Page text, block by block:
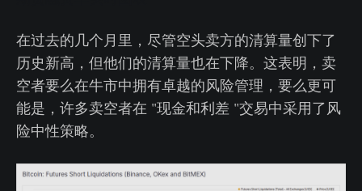
在过去的几个月里，尽管空头卖方的清算量创下了
历史新高，但他们的清算量也在下降。这表明，卖
空者要么在牛市中拥有卓越的风险管理，要么更可
能是，许多卖空者在 "现金和利差 "交易中采用了风
险中性策略。